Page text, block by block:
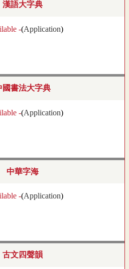
漢語大字典
-(Application)
國書法大字典
-(Application)
中華字海
-(Application)
古文四聲韻